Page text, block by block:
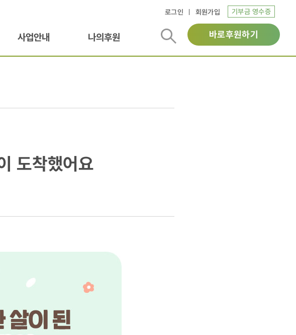
로그인 회원가입 기부금 영수증
사업안내 나의후원 바로후원하기
도착했어요